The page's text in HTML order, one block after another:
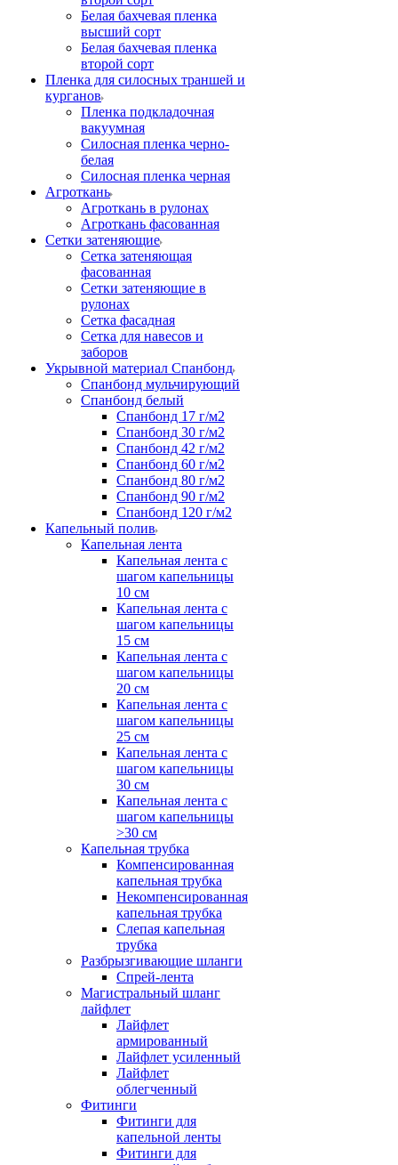
Белая бахчевая пленка
высший сорт
Белая бахчевая пленка
второй сорт
Пленка для силосных траншей и
курганов
Пленка подкладочная
вакуумная
Силосная пленка черно-
белая
Силосная пленка черная
Агроткань
Агроткань в рулонах
Агроткань фасованная
Сетки затеняющие
Сетка затеняющая
фасованная
Сетки затеняющие в
рулонах
Сетка фасадная
Сетка для навесов и
заборов
Укрывной материал Спанбонд
Спанбонд мульчирующий
Спанбонд белый
Спанбонд 17 г/м2
Спанбонд 30 г/м2
Спанбонд 42 г/м2
Спанбонд 60 г/м2
Спанбонд 80 г/м2
Спанбонд 90 г/м2
Спанбонд 120 г/м2
Капельный полив
Капельная лента
Капельная лента с
шагом капельницы
10 см
Капельная лента с
шагом капельницы
15 см
Капельная лента с
шагом капельницы
20 см
Капельная лента с
шагом капельницы
25 см
Капельная лента с
шагом капельницы
30 см
Капельная лента с
шагом капельницы
>30 см
Капельная трубка
Компенсированная
капельная трубка
Некомпенсированная
капельная трубка
Слепая капельная
трубка
Разбрызгивающие шланги
Спрей-лента
Магистральный шланг
лайфлет
Лайфлет
армированный
Лайфлет усиленный
Лайфлет
облегченный
Фитинги
Фитинги для
капельной ленты
Фитинги для